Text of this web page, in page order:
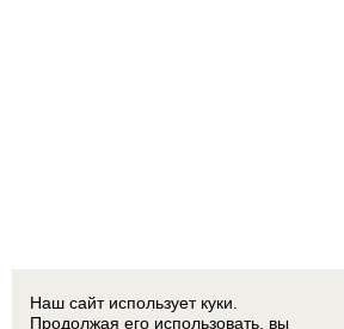
Наш сайт использует куки.
Продолжая его использовать, вы